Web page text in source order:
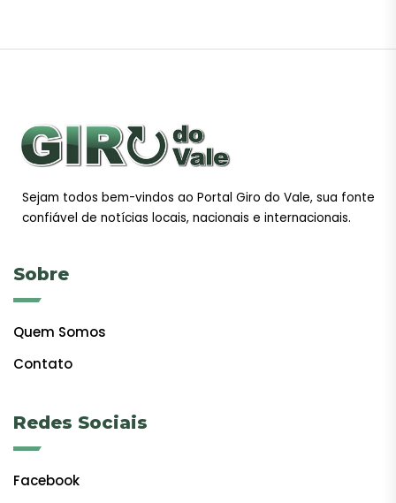
Sejam todos bem-vindos ao Portal Giro do Vale, sua fonte
confiável de notícias locais, nacionais e internacionais.
Sobre
Quem Somos
Contato
Redes Sociais
Facebook